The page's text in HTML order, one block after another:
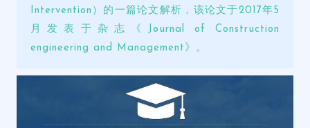
Intervention）的一篇论文解析，该论文于2017年5
月发表于杂志《Journal of Construction
engineering and Management》。